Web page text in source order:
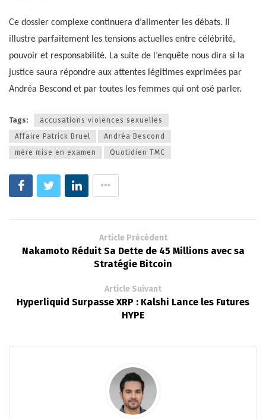
Ce dossier complexe continuera d’alimenter les débats. Il
illustre parfaitement les tensions actuelles entre célébrité,
pouvoir et responsabilité. La suite de l’enquête nous dira si la
justice saura répondre aux attentes légitimes exprimées par
Andréa Bescond et par toutes les femmes qui ont osé parler.
Tags:
accusations violences sexuelles
Affaire Patrick Bruel
Andréa Bescond
mère mise en examen
Quotidien TMC
Article Précédent
Nakamoto Réduit Sa Dette de 45 Millions avec sa
Stratégie Bitcoin
Article Suivant
Hyperliquid Surpasse XRP : Kalshi Lance les Futures
HYPE